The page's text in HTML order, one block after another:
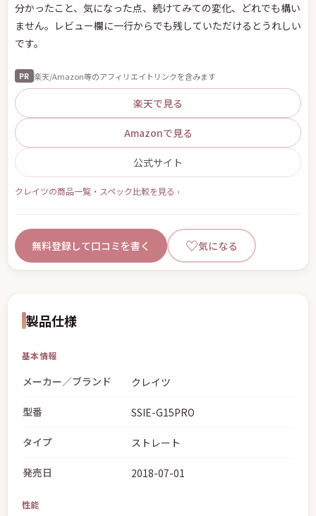
分かったこと、気になった点、続けてみての変化、どれでも構い
ません。レビュー欄に一行からでも残していただけるとうれしい
です。
PR 楽天/Amazon等のアフィリエイトリンクを含みます
楽天で見る
Amazonで見る
公式サイト
クレイツの商品一覧・スペック比較を見る ›
無料登録して口コミを書く ♡気になる
製品仕様
基本情報
メーカー／ブランド クレイツ
型番 SSIE-G15PRO
タイプ ストレート
発売日 2018-07-01
性能